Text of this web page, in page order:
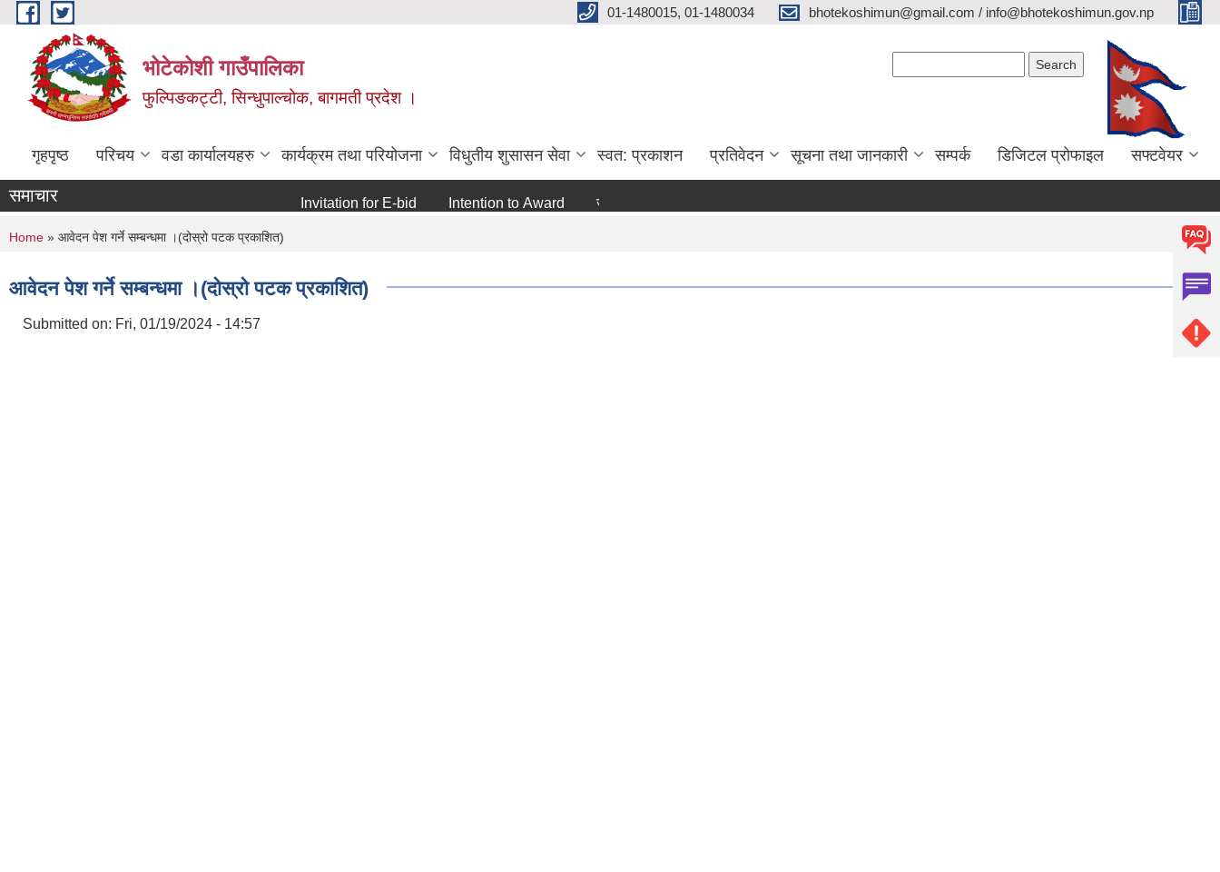
Skip to main content 01-1480015, 01-1480034 bhotekoshimun@gmail.com / info@bhotekoshimun.gov.np
भोटेकोशी गाउँपालिका
फुल्पिङकट्टी, सिन्धुपाल्चोक, बागमती प्रदेश ।
गृहपृष्ठ परिचय वडा कार्यालयहरु कार्यक्रम तथा परियोजना विधुतीय शुसासन सेवा स्वत: प्रकाशन प्रतिवेदन सूचना तथा जानकारी सम्पर्क डिजिटल प्रोफाइल सफ्टवेयर
समाचार Invitation for E-bid Intention to Award जो जस संग सम्बन्धित छ ।
You are here
Home » आवेदन पेश गर्ने सम्बन्धमा ।(दोस्रो पटक प्रकाशित)
आवेदन पेश गर्ने सम्बन्धमा ।(दोस्रो पटक प्रकाशित)
Submitted on: Fri, 01/19/2024 - 14:57